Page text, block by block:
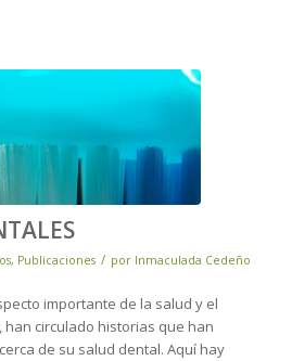
, Publicaciones / por Inmaculada Cedeño
importante de la salud y el
han circulado historias que han
de su salud dental. Aquí hay